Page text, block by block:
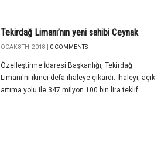
Tekirdağ Limanı’nın yeni sahibi Ceynak
OCAK 8TH, 2018 | 0 COMMENTS
Özelleştirme İdaresi Başkanlığı, Tekirdağ
Limanı'nı ikinci defa ihaleye çıkardı. İhaleyi, açık
artıma yolu ile 347 milyon 100 bin lira teklif...